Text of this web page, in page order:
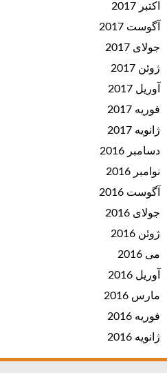
اکتبر 2017
آگوست 2017
جولای 2017
ژوئن 2017
آوریل 2017
فوریه 2017
ژانویه 2017
دسامبر 2016
نوامبر 2016
آگوست 2016
جولای 2016
ژوئن 2016
می 2016
آوریل 2016
مارس 2016
فوریه 2016
ژانویه 2016